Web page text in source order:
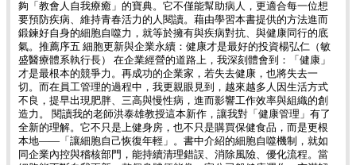
夠「教會人自我療癒」的寶典。它不僅能幫助病人，更適合每一位想
要預防疾病、維持青春活力的人閱讀。藉由學習本書提供的方法進而
鍛鍊好自身的細胞自噬力，就等於擁有與疾病對抗、與健康同行的底
氣。推薦序五 細胞更新與企業永續：健康才是最好的投資楊弘仁（敏
盛醫療體系執行長） 在企業經營的道路上，我深刻體會到：「健康」
才是最根本的競爭力。再成功的企業家，若失去健康，也將失去一
切。而在員工管理的過程中，我更親眼見到，越來越多人因生活方式
不良，提早出現肥胖、三高與慢性病，進而影響工作效率與組織的創
造力。 閱讀我的老師洪泰雄教授這本新作，讓我對「健康管理」有了
全新的理解。它不只是上健身房，也不只是購買保健食品，而是更根
本地——「讓細胞自己恢復年輕」。書中介紹的細胞自噬機制，就如
同企業內控與稽核部門，能持續清理錯誤、消除風險、優化流程。當